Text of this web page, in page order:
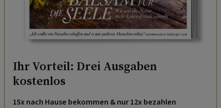
Ihr Vorteil: Drei Ausgaben
kostenlos
15x nach Hause bekommen & nur 12x bezahlen